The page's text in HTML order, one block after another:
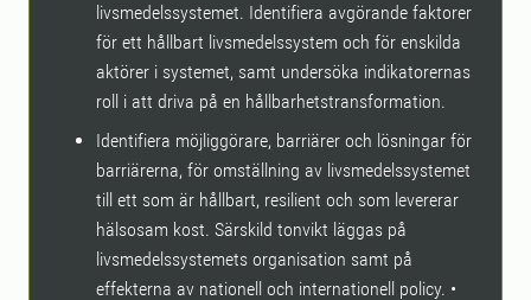
livsmedelssystemet. Identifiera avgörande faktorer
för ett hållbart livsmedelssystem och för enskilda
aktörer i systemet, samt undersöka indikatorernas
roll i att driva på en hållbarhetstransformation.
Identifiera möjliggörare, barriärer och lösningar för
barriärerna, för omställning av livsmedelssystemet
till ett som är hållbart, resilient och som levererar
hälsosam kost. Särskild tonvikt läggas på
livsmedelssystemets organisation samt på
effekterna av nationell och internationell policy. •